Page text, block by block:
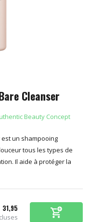
Cleanser
Beauty Concept
un shampooing
tous les types de
Il aide à protéger la
31,95